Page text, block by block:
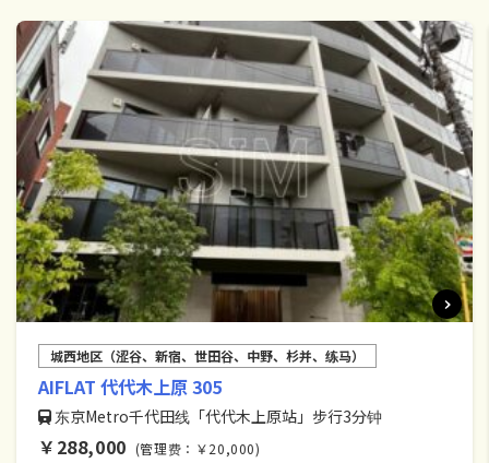
城西地区（涩谷、新宿、世田谷、中野、杉并、练马）
AIFLAT 代代木上原 305
东京Metro千代田线「代代木上原站」步行3分钟
￥288,000 (管理费：￥20,000)